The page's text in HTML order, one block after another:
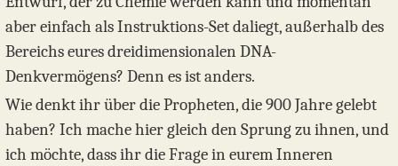
aber einfach als Instruktions-Set daliegt, außerhalb des
Bereichs eures dreidimensionalen DNA-
Denkvermögens? Denn es ist anders.
Wie denkt ihr über die Propheten, die 900 Jahre gelebt
haben? Ich mache hier gleich den Sprung zu ihnen, und
ich möchte, dass ihr die Frage in eurem Inneren